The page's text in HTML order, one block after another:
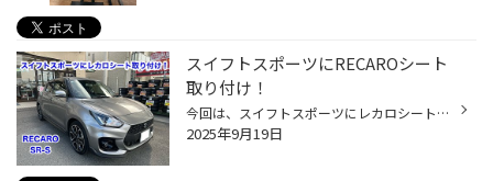
スイフトスポーツにRECAROシート
取り付け！
今回は、スイフトスポーツにレカロシートを取り付けしたので紹介します！ 装着前 純正シートを取り外しまして・・ シート下の埃とかをしっかり掃除します！ 装着後 取り付けたのは RECARO SR-S BK100 カラーはBlack×Silverです。 張り出したショルダーと太もも横の高いサイドサポートで体全体をがっ...
2025年9月19日